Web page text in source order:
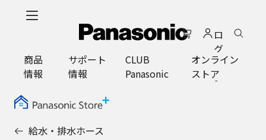
ロ
グ
イ
ン
商品
情報
サポート
情報
CLUB
Panasonic
オンライン
ストア
給水・排水ホース